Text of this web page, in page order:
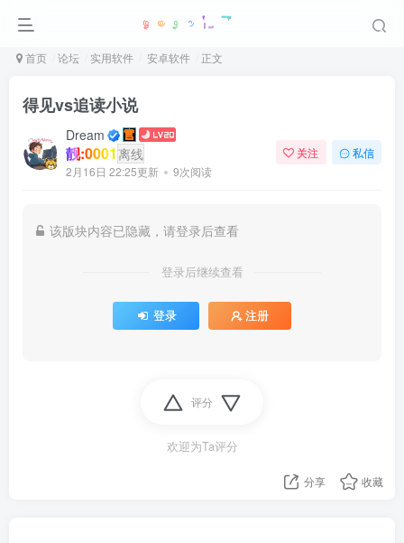
首页 论坛 实用软件 安卓软件 正文
得见vs追读小说
Dream
靓:0001 离线
2月16日 22:25更新 9次阅读
关注 私信
该版块内容已隐藏，请登录后查看
登录后继续查看
登录 注册
评分
欢迎为Ta评分
分享 收藏